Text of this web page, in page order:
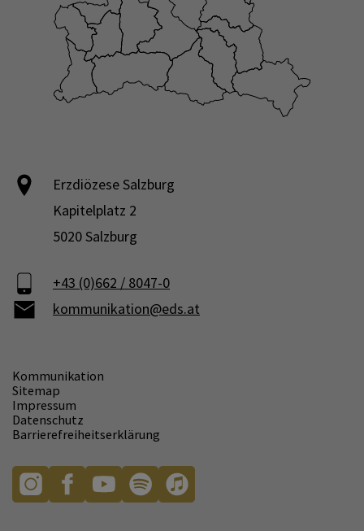
Erzdiözese Salzburg
Kapitelplatz 2
5020 Salzburg
+43 (0)662 / 8047-0
kommunikation@eds.at
Kommunikation
Sitemap
Impressum
Datenschutz
Barrierefreiheitserklärung